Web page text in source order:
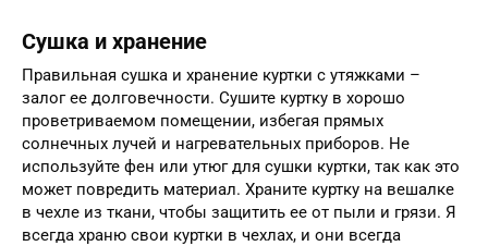
Сушка и хранение
Правильная сушка и хранение куртки с утяжками –
залог ее долговечности. Сушите куртку в хорошо
проветриваемом помещении, избегая прямых
солнечных лучей и нагревательных приборов. Не
используйте фен или утюг для сушки куртки, так как это
может повредить материал. Храните куртку на вешалке
в чехле из ткани, чтобы защитить ее от пыли и грязи. Я
всегда храню свои куртки в чехлах, и они всегда